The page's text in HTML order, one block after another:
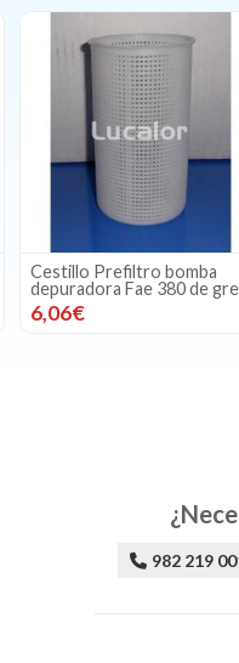
Conjunto bomba/motor
W depuradora FAE 300
149,51€
982 219